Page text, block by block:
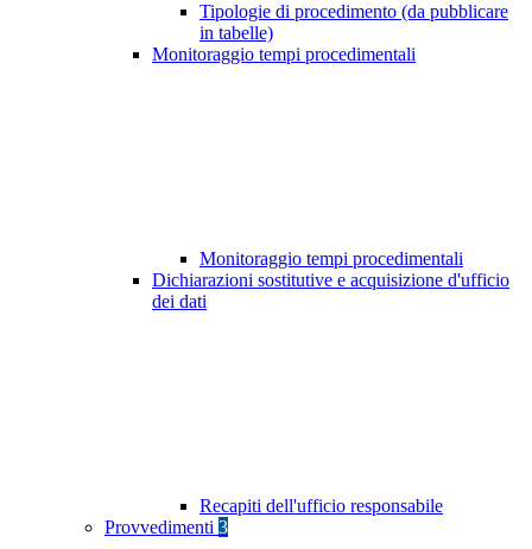
Tipologie di procedimento (da pubblicare
in tabelle)
Monitoraggio tempi procedimentali
Monitoraggio tempi procedimentali
Dichiarazioni sostitutive e acquisizione d'ufficio
dei dati
Recapiti dell'ufficio responsabile
Provvedimenti 3